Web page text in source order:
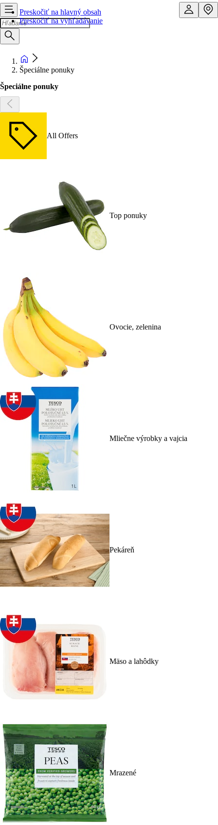
Preskočiť na hlavný obsah
Preskočiť na vyhľadávanie
Špeciálne ponuky
Špeciálne ponuky
All Offers
Top ponuky
Ovocie, zelenina
Mliečne výrobky a vajcia
Pekáreň
Mäso a lahôdky
Mrazené